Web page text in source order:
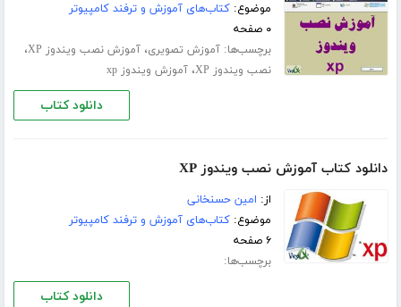
موضوع:کتاب‌های آموزش و ترفند کامپیوتر
۰ صفحه
برچسب‌ها:آموزش تصویری،آموزش نصب ویندوز XP ،
نصب ویندوز XP ،آموزش ویندوز xp
دانلود کتاب
دانلود کتاب آموزش نصب ویندوز XP
از: امین حسنخانی
موضوع:کتاب‌های آموزش و ترفند کامپیوتر
۶ صفحه
برچسب‌ها:
دانلود کتاب